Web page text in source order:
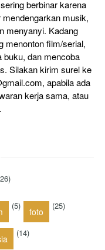
berbinar karena
mendengarkan musik,
menyanyi. Kadang
menonton film/serial,
buku, dan mencoba
Silakan kirim surel ke
apabila ada
kerja sama, atau
(5)
foto
(25)
(14)